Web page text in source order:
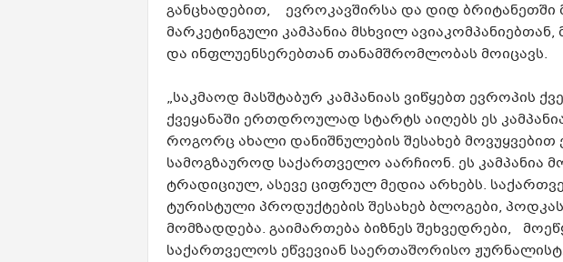
განცხადებით, ევროკავშირსა და დიდ ბრიტანეთში
მარკეტინგული კამპანია მსხვილ
და ინფლუენსერებთან თანამშრომლობას მოიცავს.
„საკმაოდ მასშტაბურ კამპანიას ვიწყებთ ევროპის
ქვეყანაში ერთდროულად სტარტს აიღებს ეს
როგორც ახალი დანიშნულების შესახებ
სამოგზაუროდ საქართველო აარჩიონ. ეს კამპანია
ტრადიციულ, ასევე ციფრულ მედია არხებს.
ტურისტული პროდუქტების შესახებ ბლოგები,
მომზადდება. გაიმართება ბიზნეს შეხვედრები,
საქართველოს ეწვევიან საერთაშორისო